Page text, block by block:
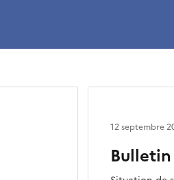
12 septembre